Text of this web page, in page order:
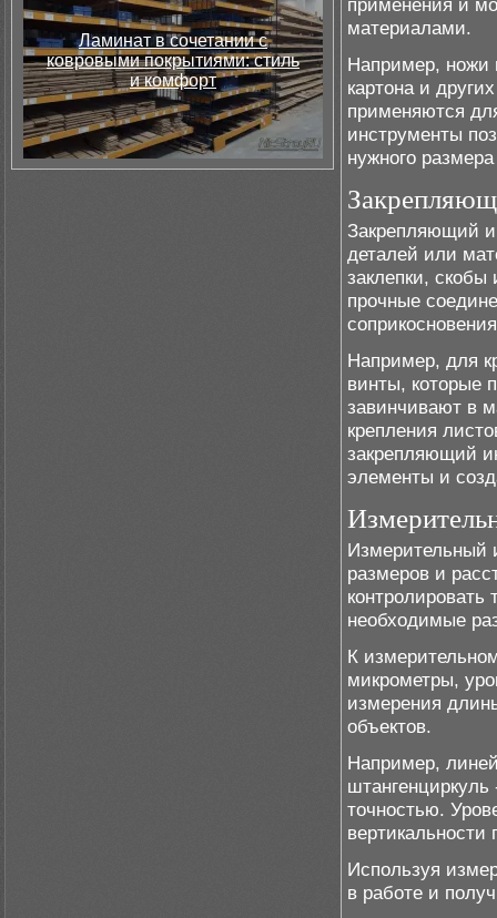
Ламинат в сочетании с
ковровыми покрытиями: стиль
и комфорт
применения и
материалами.
Например, ножи
картона и
применяются
инструменты
нужного
Закрепляющий
деталей или
заклепки,
прочные
Например, для
винты, которые
завинчивают в
крепления
закрепляющий
элементы и
Измерительный
размеров и
необходимые
К
микрометры,
измерения
объектов.
Например,
точностью.
вертикальности
Используя
в работе и